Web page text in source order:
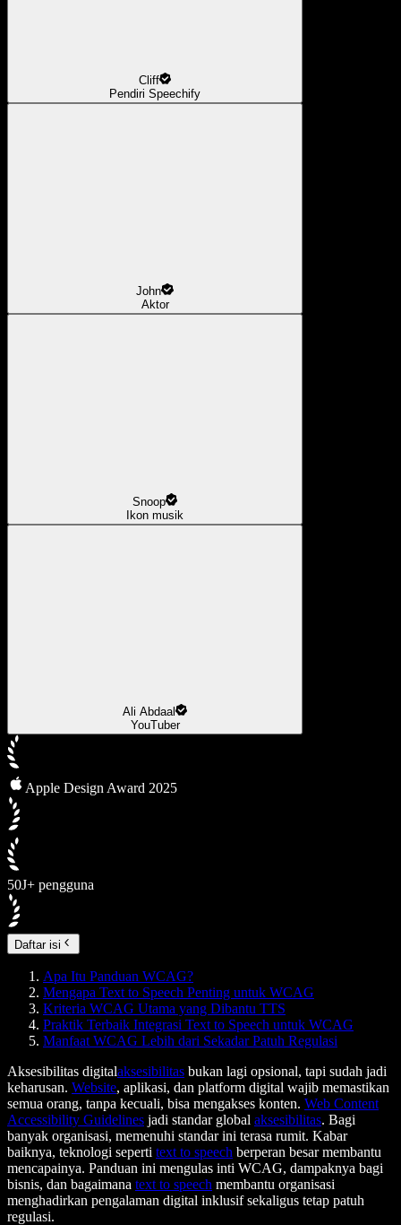
Cliff
Pendiri Speechify
John
Aktor
Snoop
Ikon musik
Ali Abdaal
YouTuber
Apple Design Award 2025
50J+ pengguna
Daftar isi
Apa Itu Panduan WCAG?
Mengapa Text to Speech Penting untuk WCAG
Kriteria WCAG Utama yang Dibantu TTS
Praktik Terbaik Integrasi Text to Speech untuk WCAG
Manfaat WCAG Lebih dari Sekadar Patuh Regulasi
Aksesibilitas digitalaksesibilitas bukan lagi opsional, tapi sudah jadi
keharusan. Website, aplikasi, dan platform digital wajib memastikan
semua orang, tanpa kecuali, bisa mengakses konten. Web Content
Accessibility Guidelines jadi standar global aksesibilitas. Bagi
banyak organisasi, memenuhi standar ini terasa rumit. Kabar
baiknya, teknologi seperti text to speech berperan besar membantu
mencapainya. Panduan ini mengulas inti WCAG, dampaknya bagi
bisnis, dan bagaimana text to speech membantu organisasi
menghadirkan pengalaman digital inklusif sekaligus tetap patuh
regulasi.